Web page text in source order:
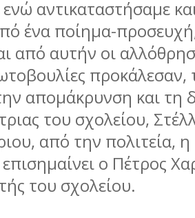
ενώ αντικαταστήσαµε
ένα ποίηµα-
από αυτήν οι
προκάλεσαν,
αποµάκρυνση και τη
του σχολείου,
από την πολιτεία,
ο Πέτρος
του σχολείου.